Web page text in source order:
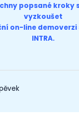
popsané kroky
vyzkoušet
on-line demoverzi
INTRA.